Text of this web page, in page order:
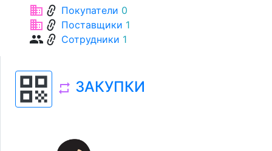
businesslink Покупатели 0
businesslink Поставщики 1
grouplink Сотрудники 1
qr_code repeat ЗАКУПКИ